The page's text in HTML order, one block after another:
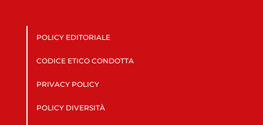
POLICY EDITORIALE
CODICE ETICO CONDOTTA
PRIVACY POLICY
POLICY DIVERSITÀ